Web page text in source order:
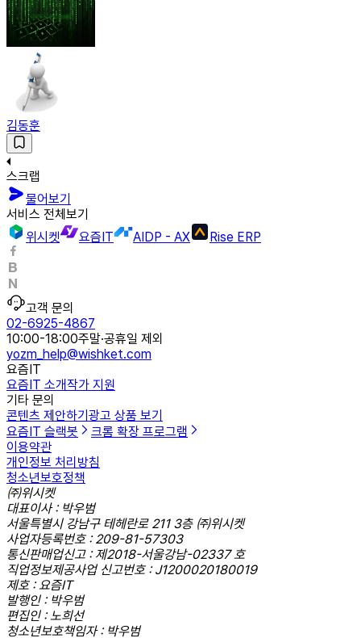
김동훈
스크랩
물어보기
서비스 전체보기
위시켓
요즘IT AIDP - AX Rise ERP
고객 문의
02-6925-4867
10:00-18:00주말·공휴일 제외
yozm_help@wishket.com
요즘IT
요즘IT 소개작가 지원
기타 문의
콘텐츠 제안하기 광고 상품 보기
요즘IT 슬랙봇
크롬 확장 프로그램
이용약관
개인정보 처리방침
청소년보호정책
㈜위시켓
대표이사 : 박우범
서울특별시 강남구 테헤란로 211 3층 ㈜위시켓
사업자등록번호 : 209-81-57303
통신판매업신고 : 제2018-서울강남-02337 호
직업정보제공사업 신고번호 : J1200020180019
제호 : 요즘IT
발행인 : 박우범
편집인 : 노희선
청소년보호책임자 : 박우범